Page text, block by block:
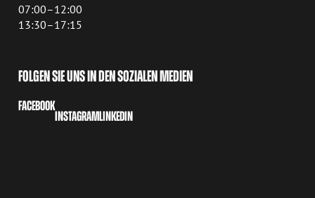
07:00–12:00
13:30–17:15
FOLGEN SIE UNS IN DEN SOZIALEN MEDIEN
FACEBOOK
INSTAGRAMLINKEDIN